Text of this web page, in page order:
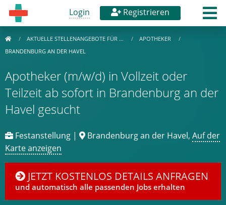
Login Registrieren
AKTUELLE STELLENANGEBOTE FÜR …
APOTHEKER
BRANDENBURG AN DER HAVEL
Apotheker (m/w/d) in Vollzeit oder
Teilzeit ab sofort in Brandenburg an der
Havel gesucht
Festanstellung | Brandenburg an der Havel, Auf der
Karte anzeigen
JETZT KOSTENLOS DETAILS ANFRAGEN
und automatisch alle passenden Jobs erhalten